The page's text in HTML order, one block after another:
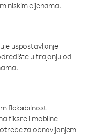
niskim cijenama.
uspostavljanje
u trajanju od
fleksibilnost
fiksne i mobilne
za obnavljanjem